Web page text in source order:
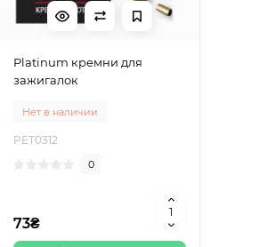
Platinum кремни для
зажигалок
Нет в наличии
PET0312
0
73₴